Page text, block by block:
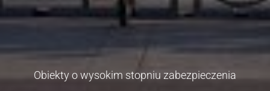
Obiekty o wysokim stopniu zabezpieczenia